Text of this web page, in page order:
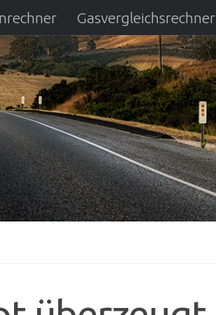
Gasvergleichsrechner
Kreditvergleichsrechner